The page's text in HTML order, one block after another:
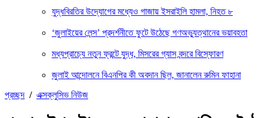
যুদ্ধবিরতির উদ্যোগের মধ্যেও গাজায় ইসরাইলি হামলা, নিহত ৮
‘জুলাইয়ের লেন্স’ প্রদর্শনীতে ফুটে উঠেছে গণঅভ্যুত্থানের ভয়াবহতা
মধ্যপ্রাচ্যে নতুন ফ্রন্টে যুদ্ধ, মিসরের গ্যাস বন্দরে বিস্ফোরণ
জুলাই আন্দোলনে বিএনপির কী অবদান ছিল, জানালেন রুমিন ফাহানা
প্রচ্ছদ / এক্সক্লুসিভ নিউজ